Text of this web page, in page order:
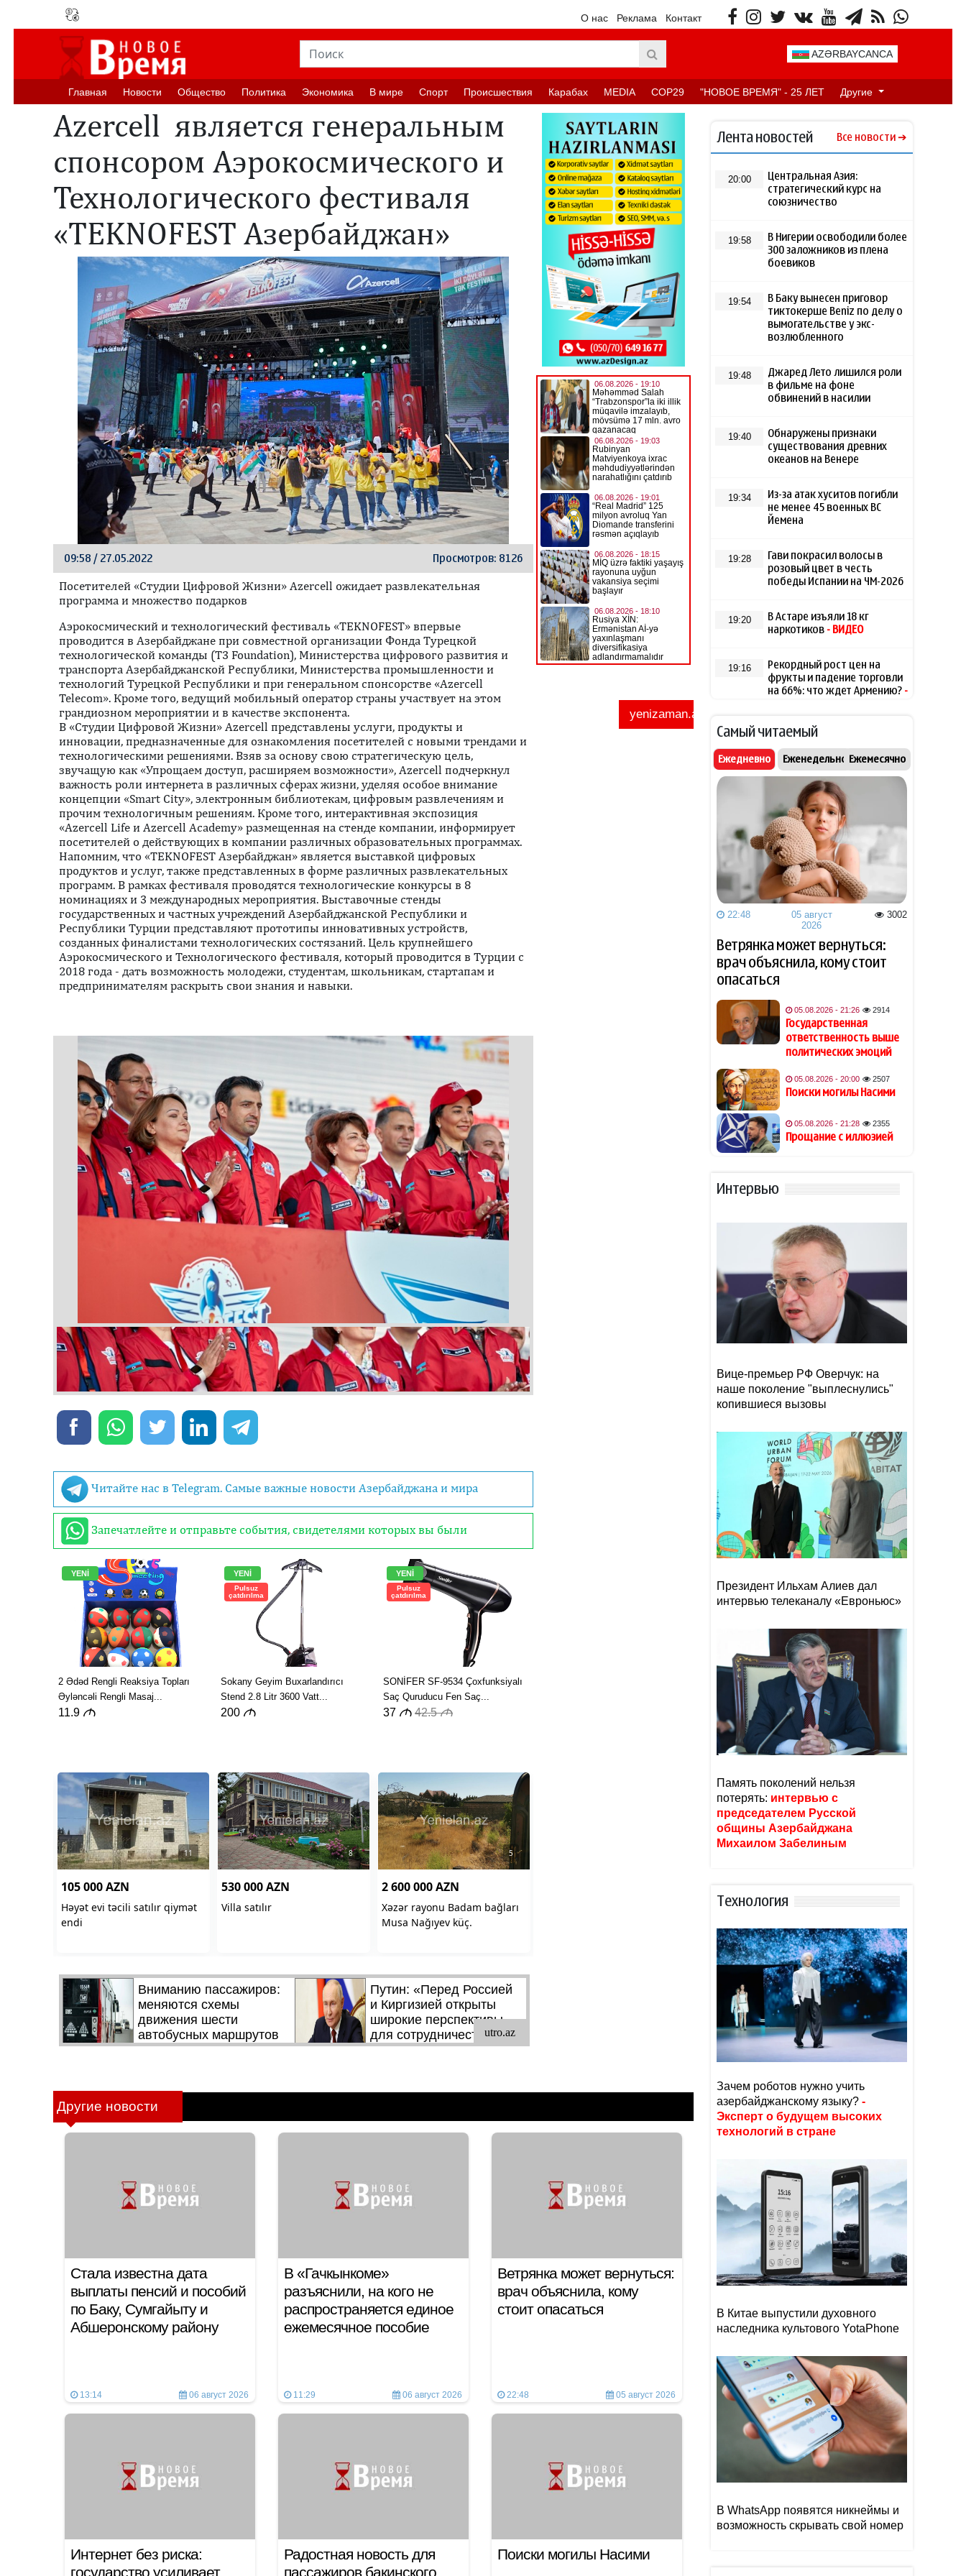
О нас Реклама Контакт
AZƏRBAYCANCA
Главная Новости Oбщество Политика Экономика В мире Спорт Происшествия Карабах MEDIA COP29 "НОВОЕ ВРЕМЯ" - 25 ЛЕТ Другие
Azercell является генеральным
спонсором Аэрокосмического и
Технологического фестиваля
«TEKNOFEST Азербайджан»
09:58 / 27.05.2022 Просмотров: 8126
Посетителей «Студии Цифровой Жизни» Azercell ожидает развлекательная
программа и множество подарков
Аэрокосмический и технологический фестиваль «TEKNOFEST» впервые
проводится в Азербайджане при совместной организации Фонда Турецкой
технологической команды (T3 Foundation), Министерства цифрового развития и
транспорта Азербайджанской Республики, Министерства промышленности и
технологий Турецкой Республики и при генеральном спонсорстве «Azercell
Telecom». Кроме того, ведущий мобильный оператор страны участвует на этом
грандиозном мероприятии и в качестве экспонента.
В «Студии Цифровой Жизни» Azercell представлены услуги, продукты и
инновации, предназначенные для ознакомления посетителей с новыми трендами и
технологическими решениями. Взяв за основу свою стратегическую цель,
звучащую как «Упрощаем доступ, расширяем возможности», Azercell подчеркнул
важность роли интернета в различных сферах жизни, уделяя особое внимание
концепции «Smart City», электронным библиотекам, цифровым развлечениям и
прочим технологичным решениям. Кроме того, интерактивная экспозиция
«Azercell Life и Azercell Academy» размещенная на стенде компании, информирует
посетителей о действующих в компании различных образовательных программах.
Напомним, что «TEKNOFEST Азербайджан» является выставкой цифровых
продуктов и услуг, также представленных в форме различных развлекательных
программ. В рамках фестиваля проводятся технологические конкурсы в 8
номинациях и 3 международных мероприятия. Выставочные стенды
государственных и частных учреждений Азербайджанской Республики и
Республики Турции представляют прототипы инновативных устройств,
созданных финалистами технологических состязаний. Цель крупнейшего
Аэрокосмического и Технологического фестиваля, который проводится в Турции с
2018 года - дать возможность молодежи, студентам, школьникам, стартапам и
предпринимателям раскрыть свои знания и навыки.
Читайте нас в Telegram. Самые важные новости Азербайджана и мира
Запечатлейте и отправьте события, свидетелями которых вы были
Другие новости
Стала известна дата
выплаты пенсий и пособий
по Баку, Сумгайыту и
Абшеронскому району
13:14 06 август 2026
В «Гачкынкоме»
разъяснили, на кого не
распространяется единое
ежемесячное пособие
11:29 06 август 2026
Ветрянка может вернуться:
врач объяснила, кому
стоит опасаться
22:48 05 август 2026
Интернет без риска:
государство усиливает
Радостная новость для
пассажиров бакинского
Поиски могилы Насими
Лента новостей Все новости
20:00
Центральная Азия:
стратегический курс на
союзничество
19:58
В Нигерии освободили более
300 заложников из плена
боевиков
19:54
В Баку вынесен приговор
тиктокерше Beniz по делу о
вымогательстве у экс-
возлюбленного
19:48
Джаред Лето лишился роли
в фильме на фоне
обвинений в насилии
19:40
Обнаружены признаки
существования древних
океанов на Венере
19:34
Из-за атак хуситов погибли
не менее 45 военных ВС
Йемена
19:28
Гави покрасил волосы в
розовый цвет в честь
победы Испании на ЧМ-2026
19:20
В Астаре изъяли 18 кг
наркотиков - ВИДЕО
19:16
Рекордный рост цен на
фрукты и падение торговли
на 66%: что ждет Армению? -
Уровень воды в Рейне
обновил исторический
рекорд обмеления
Чолпон-Атинская
декларация укрепит
институциональные основы
отношений между
Азербайджаном и
Центральной Азией
18:48
Дуа Липа возглавит
старейший литературный
фестиваль Великобритании
18:18
Салах официально стал
игроком "Трабзонспора":
раскрыты детали контракта
18:02
«А то будет как Байден»:
Трамп уберег ребенка от
падения со сцены
18:00
Новруз Аслан: Миллион мин
— миллион угроз
человеческим жизням
17:52
Кайли Дженнер в
военной помощи Киеву ни
на что не повлияет
17:28
Игравшего за сборную
Уганды Давида Овори избили
до смерти во время
ограбления
тайной свадьбы Джиджи
Хадид и Брэдли Купера
чреват разрывом
дипотношений
Врач объяснила, что
означает, если часто урчит
живот
Самый читаемый
Ежедневно Еженедельно Ежемесячно
22:48
05 август
2026
3002
Ветрянка может вернуться:
врач объяснила, кому стоит
опасаться
05.08.2026 - 21:26 2914
Государственная
ответственность выше
политических эмоций
05.08.2026 - 20:00 2507
Поиски могилы Насими
05.08.2026 - 21:28 2355
Прощание с иллюзией
Интервью
Вице-премьер РФ Оверчук: на
наше поколение "выплеснулись"
копившиеся вызовы
Президент Ильхам Алиев дал
интервью телеканалу «Евроньюс»
Память поколений нельзя
потерять: интервью с
председателем Русской
общины Азербайджана
Михаилом Забелиным
Тexнoлoгия
Зачем роботов нужно учить
азербайджанскому языку? -
Эксперт о будущем высоких
технологий в стране
В Китае выпустили духовного
наследника культового YotaPhone
В WhatsApp появятся никнеймы и
возможность скрывать свой номер